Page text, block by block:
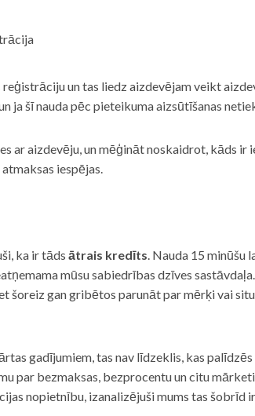
un tas liedz aizdevējam veikt
ja šī nauda pēc pieteikuma aizsūtīšanas
ar aizdevēju, un mēģināt noskaidrot, kāds ir
iespējas.
ka ir tāds ātrais kredīts. Nauda 15 minūšu
mūsu sabiedrības dzīves
šoreiz gan gribētos parunāt par mērķi vai
gadījumiem, tas nav līdzeklis, kas
par bezmaksas, bezprocentu un citu
nopietnību, izanalizējuši mums tas šobrīd